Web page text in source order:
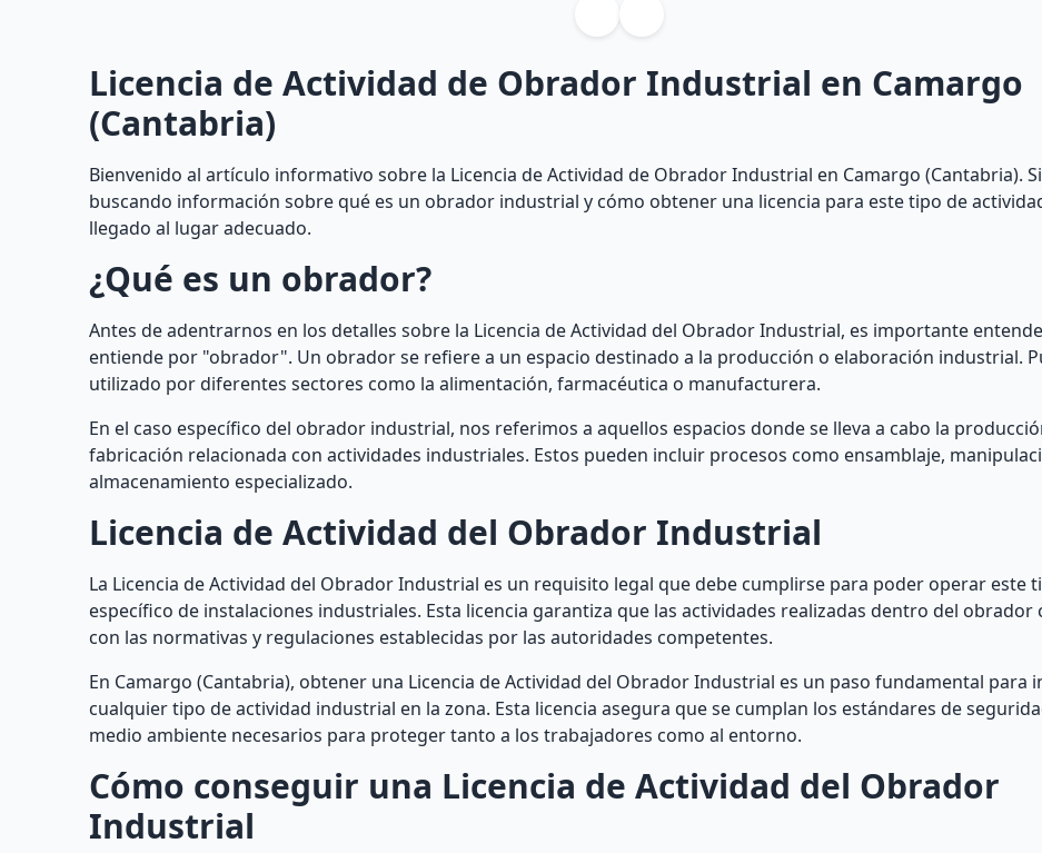
Licencia de Actividad de Obrador Industrial en Camargo
(Cantabria)
Bienvenido al artículo informativo sobre la Licencia de Actividad de Obrador Industrial en Camargo (Cantabria).
buscando información sobre qué es un obrador industrial y cómo obtener una licencia para este tipo de
llegado al lugar adecuado.
¿Qué es un obrador?
Antes de adentrarnos en los detalles sobre la Licencia de Actividad del Obrador Industrial, es importante
entiende por "obrador". Un obrador se refiere a un espacio destinado a la producción o elaboración industrial.
utilizado por diferentes sectores como la alimentación, farmacéutica o manufacturera.
En el caso específico del obrador industrial, nos referimos a aquellos espacios donde se lleva a cabo la
fabricación relacionada con actividades industriales. Estos pueden incluir procesos como ensamblaje,
almacenamiento especializado.
Licencia de Actividad del Obrador Industrial
La Licencia de Actividad del Obrador Industrial es un requisito legal que debe cumplirse para poder operar este
específico de instalaciones industriales. Esta licencia garantiza que las actividades realizadas dentro del obrador
con las normativas y regulaciones establecidas por las autoridades competentes.
En Camargo (Cantabria), obtener una Licencia de Actividad del Obrador Industrial es un paso fundamental para
cualquier tipo de actividad industrial en la zona. Esta licencia asegura que se cumplan los estándares de
medio ambiente necesarios para proteger tanto a los trabajadores como al entorno.
Cómo conseguir una Licencia de Actividad del Obrador
Industrial